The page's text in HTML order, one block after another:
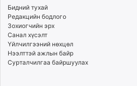
Бидний тухай
Редакцийн бодлого
Зохиогчийн эрх
Санал хүсэлт
Үйлчилгээний нөхцөл
Нээлттэй ажлын байр
Сурталчилгаа байршуулах